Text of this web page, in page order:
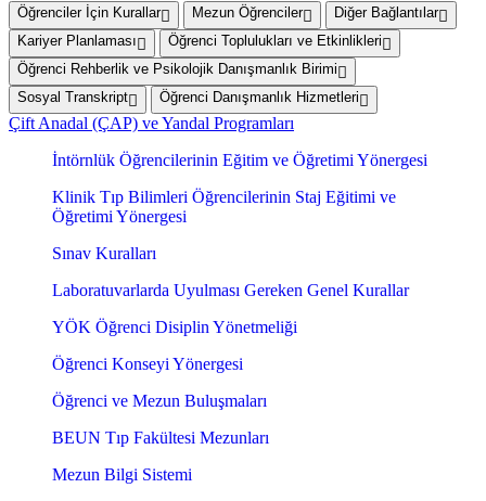
Öğrenciler İçin Kurallar Mezun Öğrenciler
Diğer Bağlantılar
Kariyer Planlaması
Öğrenci Toplulukları ve Etkinlikleri
Öğrenci Rehberlik ve Psikolojik Danışmanlık Birimi
Sosyal Transkript
Öğrenci Danışmanlık Hizmetleri
Çift Anadal (ÇAP) ve Yandal Programları
İntörnlük Öğrencilerinin Eğitim ve Öğretimi Yönergesi
Klinik Tıp Bilimleri Öğrencilerinin Staj Eğitimi ve
Öğretimi Yönergesi
Sınav Kuralları
Laboratuvarlarda Uyulması Gereken Genel Kurallar
YÖK Öğrenci Disiplin Yönetmeliği
Öğrenci Konseyi Yönergesi
Öğrenci ve Mezun Buluşmaları
BEUN Tıp Fakültesi Mezunları
Mezun Bilgi Sistemi